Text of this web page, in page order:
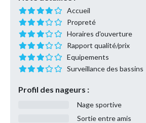
Accueil
Propreté
Horaires d'ouverture
Rapport qualité/prix
Equipements
Surveillance des bassins
Profil des nageurs :
Nage sportive
Sortie entre amis